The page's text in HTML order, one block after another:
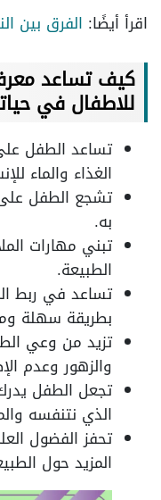
اقرأ أيضًا: الفرق بين
كيف تساعد
للاطفال في
تساعد الطفل
الغذاء والماء
تشجع الطفل على
به.
تبني مهارات
الطبيعة.
تساعد في ربط
بطريقة سهلة
تزيد من وعي
والزهور وعدم
تجعل الطفل
الذي نتنفسه
تحفز الفضول
المزيد حول